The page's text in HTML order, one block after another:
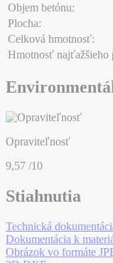
Objem betónu:
Plocha:
Celková hmotnosť:
Hmotnosť najťažšieho
Opraviteľnosť
9,57 /10
Stiahnutia
Technická
Dokumentácia k
Obrázok vo formáte